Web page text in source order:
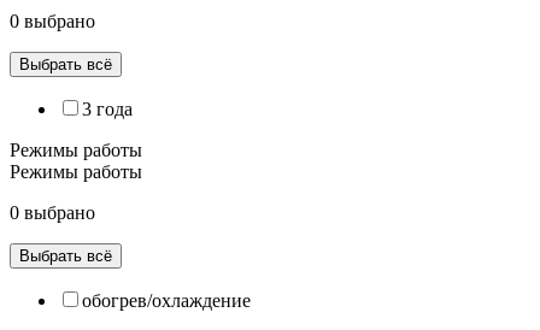
0 выбрано
Выбрать всё
3 года
Режимы работы
Режимы работы
0 выбрано
Выбрать всё
обогрев/охлаждение